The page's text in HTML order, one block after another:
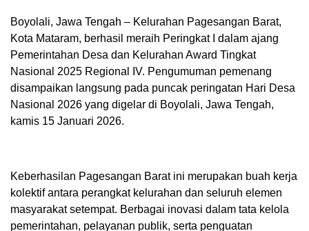
Boyolali, Jawa Tengah – Kelurahan Pagesangan Barat,
Kota Mataram, berhasil meraih Peringkat I dalam ajang
Pemerintahan Desa dan Kelurahan Award Tingkat
Nasional 2025 Regional IV. Pengumuman pemenang
disampaikan langsung pada puncak peringatan Hari Desa
Nasional 2026 yang digelar di Boyolali, Jawa Tengah,
kamis 15 Januari 2026.
Keberhasilan Pagesangan Barat ini merupakan buah kerja
kolektif antara perangkat kelurahan dan seluruh elemen
masyarakat setempat. Berbagai inovasi dalam tata kelola
pemerintahan, pelayanan publik, serta penguatan